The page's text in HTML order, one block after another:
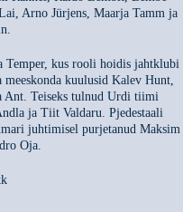
Arno Jürjens, Maarja Tamm ja
Temper, kus rooli hoidis jahtklubi
kuulusid Kalev Hunt,
Ant. Teiseks tulnud Urdi tiimi
ja Tiit Valdaru. Pjedestaali
juhtimisel purjetanud Maksim
Oja.